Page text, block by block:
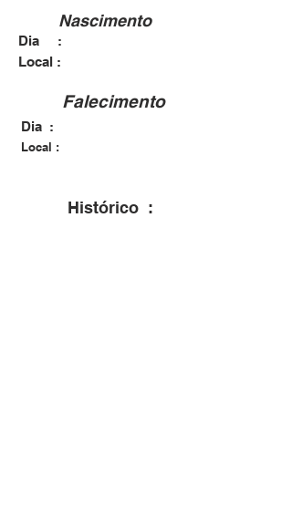
Nascimento
Dia :
Local :
Histórico :
Dia :
Falecimento
Local :